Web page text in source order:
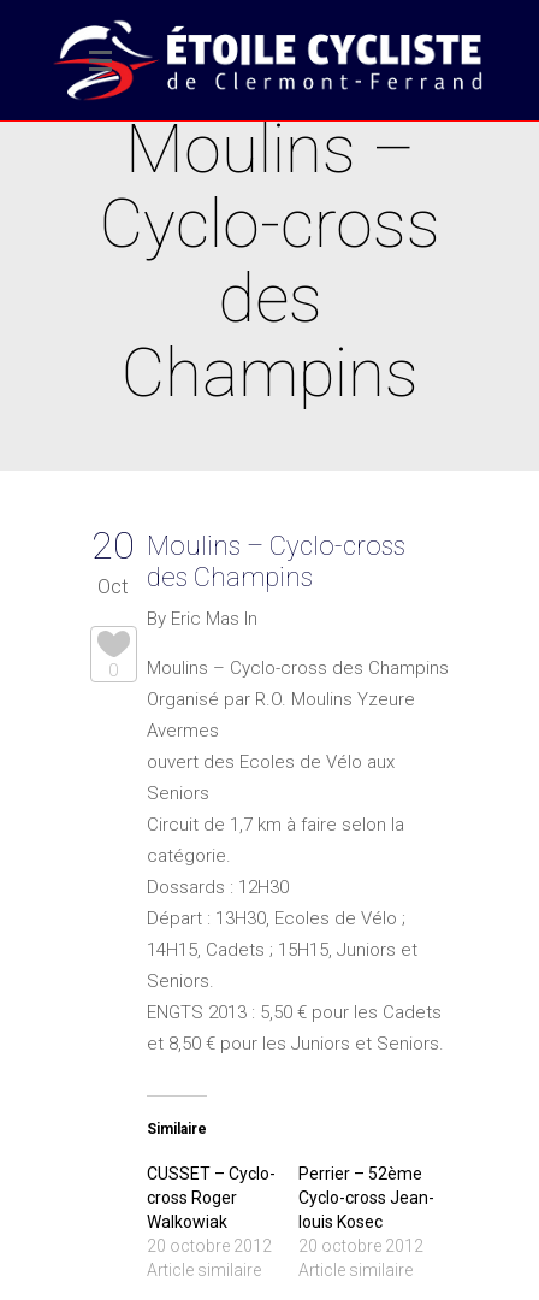
Moulins –
Cyclo-cross
des
Champins
20
Oct
0
Moulins – Cyclo-cross
des Champins
By Eric Mas In
Moulins – Cyclo-cross des Champins
Organisé par R.O. Moulins Yzeure
Avermes
ouvert des Ecoles de Vélo aux
Seniors
Circuit de 1,7 km à faire selon la
catégorie.
Dossards : 12H30
Départ : 13H30, Ecoles de Vélo ;
14H15, Cadets ; 15H15, Juniors et
Seniors.
ENGTS 2013 : 5,50 € pour les Cadets
et 8,50 € pour les Juniors et Seniors.
Similaire
CUSSET – Cyclo-
cross Roger
Walkowiak
20 octobre 2012
Article similaire
Perrier – 52ème
Cyclo-cross Jean-
louis Kosec
20 octobre 2012
Article similaire